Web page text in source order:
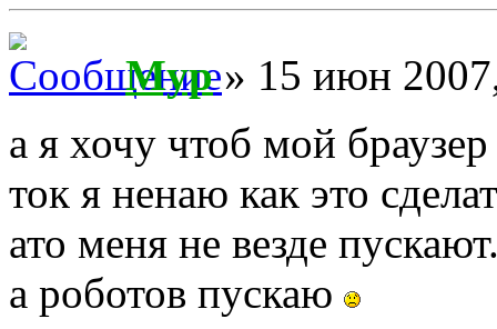
Myp» 15 июн
а я хочу чтоб мой
ток я ненаю как это
ато меня не везде
а роботов пускаю